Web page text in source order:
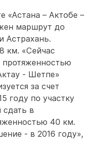
«Астана – Актобе –
маршрут до
Астрахань.
км. «Сейчас
протяженностью
- Шетпе»
за счет
году по участку
сдать в
40 км.
- в 2016 году»,